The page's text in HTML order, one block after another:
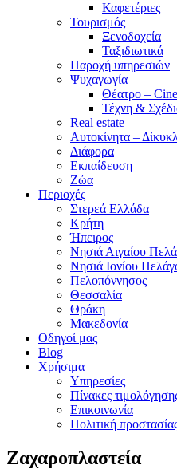
Καφετέριες
Τουρισμός
Ξενοδοχεία
Ταξιδιωτικά
Παροχή υπηρεσιών
Ψυχαγωγία
Θέατρο –
Τέχνη &
Real estate
Αυτοκίνητα –
Διάφορα
Εκπαίδευση
Ζώα
Περιοχές
Στερεά Ελλάδα
Κρήτη
Ήπειρος
Νησιά Αιγαίου
Νησιά Ιονίου
Πελοπόννησος
Θεσσαλία
Θράκη
Μακεδονία
Οδηγοί μας
Blog
Χρήσιμα
Υπηρεσίες
Πίνακες
Επικοινωνία
Πολιτική
Ζαχαροπλαστεία